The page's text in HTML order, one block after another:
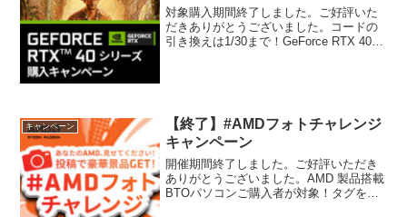
対象購入期間終了しました。ご好評いた
だきありがとうございました。コードの
引き換えは1/30まで！GeForce RTX 40
キャンペーン
【終了】#AMDフォトチャレンジ
キャンペーン
開催期間終了しました。ご好評いただき
ありがとうございました。AMD 製品搭載
BTOパソコンご購入者が対象！タグをつ